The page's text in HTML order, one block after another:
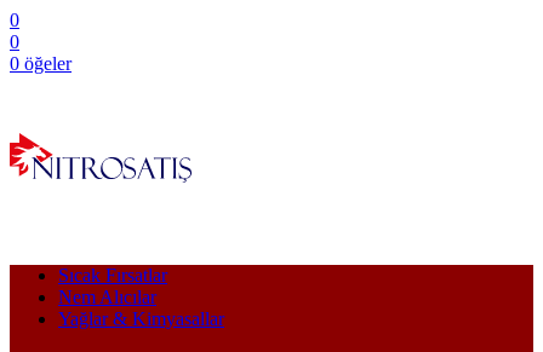
0
0
0 öğeler
Sıcak Fırsatlar
Nem Alıcılar
Yağlar & Kimyasallar